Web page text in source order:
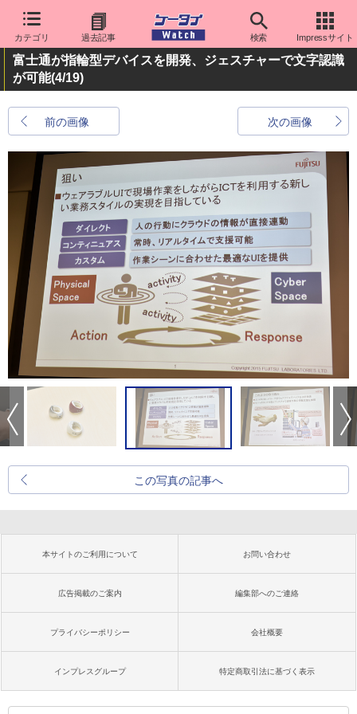
カテゴリ 過去記事 検索 Impressサイト
富士通が指輪型デバイスを開発、ジェスチャーで文字認識
が可能(4/19)
前の画像 次の画像
この写真の記事へ
本サイトのご利用について お問い合わせ
広告掲載のご案内 編集部へのご連絡
プライバシーポリシー 会社概要
インプレスグループ 特定商取引法に基づく表示